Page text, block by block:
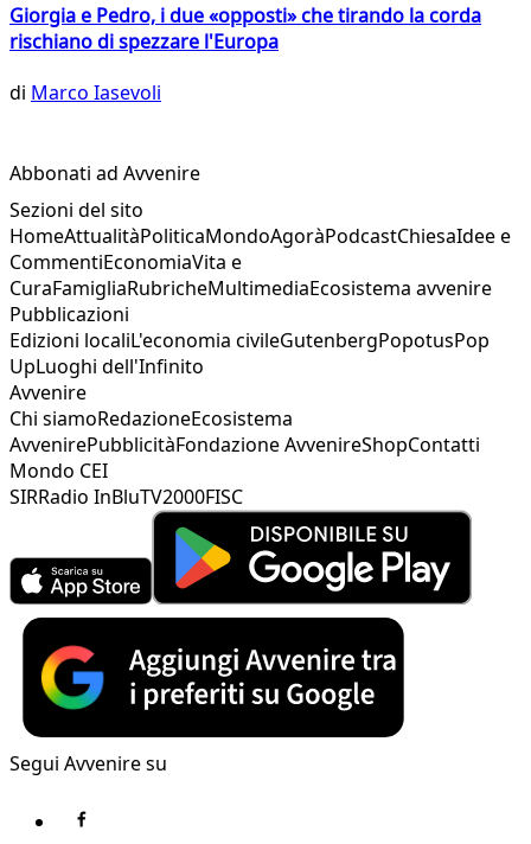
Giorgia e Pedro, i due «opposti» che tirando la corda
rischiano di spezzare l'Europa
di Marco Iasevoli
Abbonati ad Avvenire
Sezioni del sito
HomeAttualitàPoliticaMondoAgoràPodcastChiesaIdee e
CommentiEconomiaVita e
CuraFamigliaRubricheMultimediaEcosistema avvenire
Pubblicazioni
Edizioni localiL'economia civileGutenbergPopotusPop
UpLuoghi dell'Infinito
Avvenire
Chi siamoRedazioneEcosistema
AvvenirePubblicitàFondazione AvvenireShopContatti
Mondo CEI
SIRRadio InBluTV2000FISC
Segui Avvenire su